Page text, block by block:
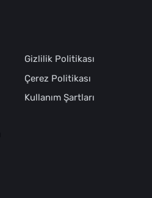
Gizlilik Politikası
Çerez Politikası
Kullanım Şartları